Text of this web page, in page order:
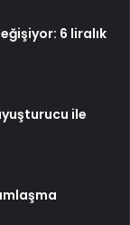
6 liralık
ile